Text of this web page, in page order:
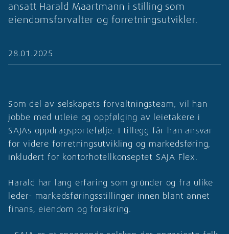
ansatt Harald Maartmann i stilling som
eiendomsforvalter og forretningsutvikler.
28.01.2025
Som del av selskapets forvaltningsteam, vil han
jobbe med utleie og oppfølging av leietakere i
SAJAs oppdragsportefølje. I tillegg får han ansvar
for videre forretningsutvikling og markedsføring,
inkludert for kontorhotellkonseptet SAJA Flex.
Harald har lang erfaring som gründer og fra ulike
leder- markedsføringsstillinger innen blant annet
finans, eiendom og forsikring.